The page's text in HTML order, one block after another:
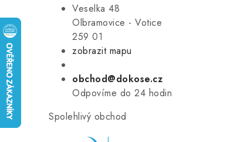
Veselka 48
Olbramovice - Votice
259 01
zobrazit mapu
obchod@dokose.cz
Odpovíme do 24 hodin
Spolehlivý obchod